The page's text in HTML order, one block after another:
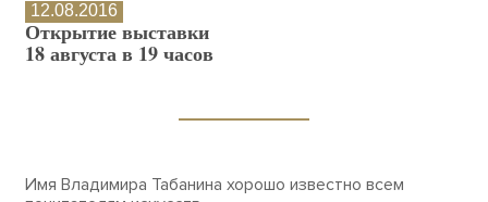
12.08.2016
Открытие выставки
18 августа в 19 часов
Имя Владимира Табанина хорошо известно всем